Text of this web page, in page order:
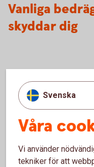
Vanliga
skyddar dig
Svenska
Våra
Vi använder
tekniker för att